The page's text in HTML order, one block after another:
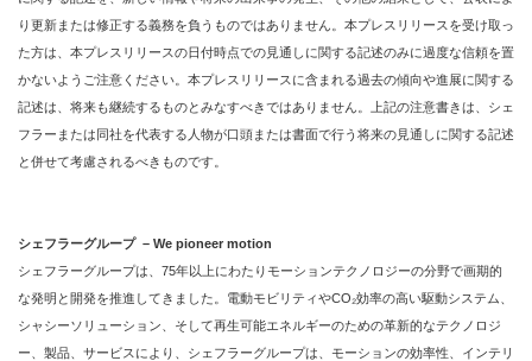
り更新または修正する義務を負うものではありません。本プレスリリースを受け取っ
た方は、本プレスリリースの日付時点での見通しに関する記述のみに過度な信頼を置
かないようご注意ください。本プレスリリースに含まれる過去の傾向や進展に関する
記述は、将来も継続するものとみなすべきではありません。上記の注意書きは、シェ
フラーまたは同社を代表する人物が口頭または書面で行う将来の見通しに関する記述
と併せて考慮されるべきものです。
シェフラーグループ – We pioneer motion
シェフラーグループは、75年以上にわたりモーションテクノロジーの分野で画期的
な発明と開発を推進してきました。電動モビリティやCO₂効率の高い駆動システム、
シャシーソリューション、そして再生可能エネルギーのための革新的なテクノロジ
ー、製品、サービスにより、シェフラーグループは、モーションの効率性、インテリ